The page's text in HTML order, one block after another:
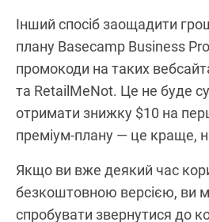
Інший спосіб заощадити
плану Basecamp Business
промокоди на таких
та RetailMeNot. Це не буде
отримати знижку $10 на
преміум-плану — це краще,
Якщо ви вже деякий час
безкоштовною версією, ви
спробувати звернутися до